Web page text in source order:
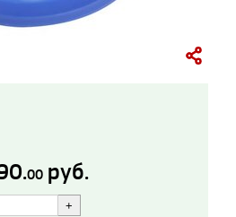
00 руб.